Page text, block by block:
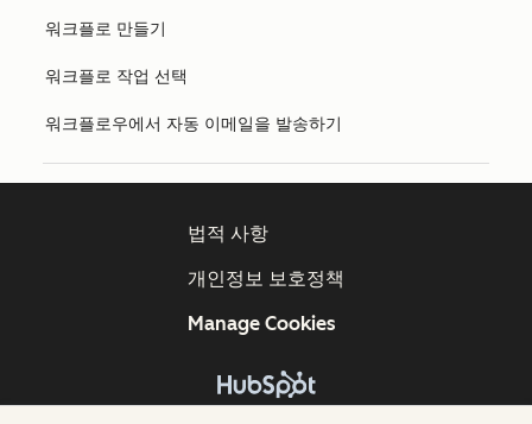
워크플로 만들기
워크플로 작업 선택
워크플로우에서 자동 이메일을 발송하기
법적 사항
개인정보 보호정책
Manage Cookies